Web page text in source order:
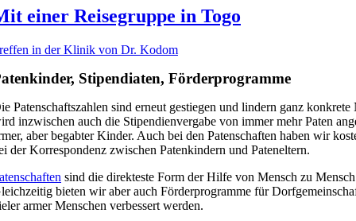
einer Reisegruppe in Togo
in der Klinik von Dr. Kodom
Stipendiaten, Förderprogramme
Patenschaftszahlen sind erneut gestiegen und lindern ganz
inzwischen auch die Stipendienvergabe von immer mehr Paten
aber begabter Kinder. Auch bei den Patenschaften haben wir
der Korrespondenz zwischen Patenkindern und Pateneltern.
sind die direkteste Form der Hilfe von Mensch zu
bieten wir aber auch Förderprogramme für
armer Menschen verbessert werden.